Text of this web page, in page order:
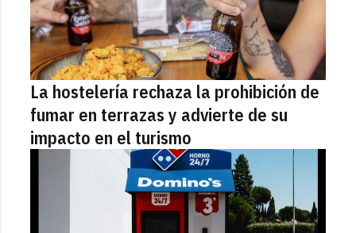
La hostelería rechaza la prohibición de
fumar en terrazas y advierte de su
impacto en el turismo